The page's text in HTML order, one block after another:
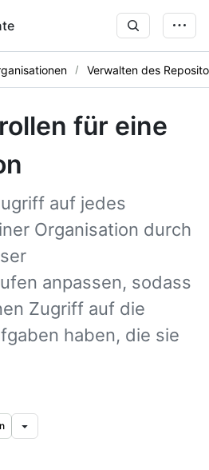
Verwalten des
für eine
auf jedes
Organisation durch
anpassen, sodass
Zugriff auf die
haben, die sie